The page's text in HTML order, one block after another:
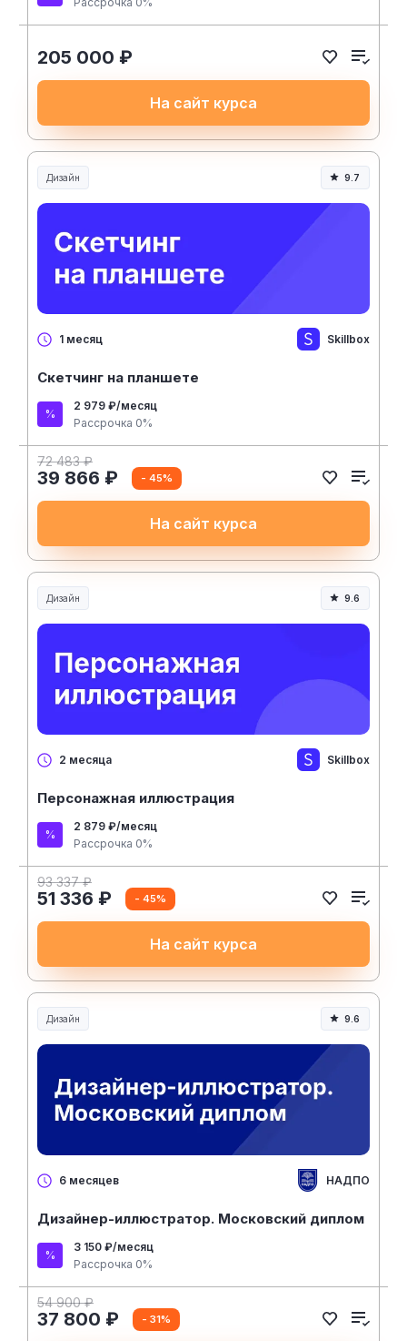
205 000 ₽
На сайт курса
Дизайн 9.7
1 месяц Skillbox
Скетчинг на планшете
2 979 ₽/месяц
Рассрочка 0%
72 483 ₽
39 866 ₽ - 45%
На сайт курса
Дизайн 9.6
2 месяца Skillbox
Персонажная иллюстрация
2 879 ₽/месяц
Рассрочка 0%
93 337 ₽
51 336 ₽ - 45%
На сайт курса
Дизайн 9.6
6 месяцев НАДПО
Дизайнер-иллюстратор. Московский диплом
3 150 ₽/месяц
Рассрочка 0%
54 900 ₽
37 800 ₽ - 31%